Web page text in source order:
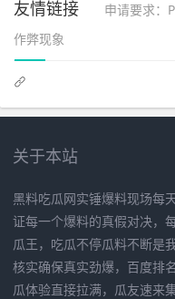
友情链接
申请要求：
作弊现象
关于本站
黑料吃瓜网实锤爆料现场每
证每一个爆料的真假对决，
瓜王，吃瓜不停瓜料不断是
核实确保真实劲爆，百度排
瓜体验直接拉满，瓜友速来